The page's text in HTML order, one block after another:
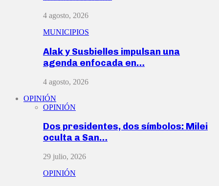
4 agosto, 2026
MUNICIPIOS
Alak y Susbielles impulsan una
agenda enfocada en…
4 agosto, 2026
OPINIÓN
OPINIÓN
Dos presidentes, dos símbolos: Milei
oculta a San…
29 julio, 2026
OPINIÓN